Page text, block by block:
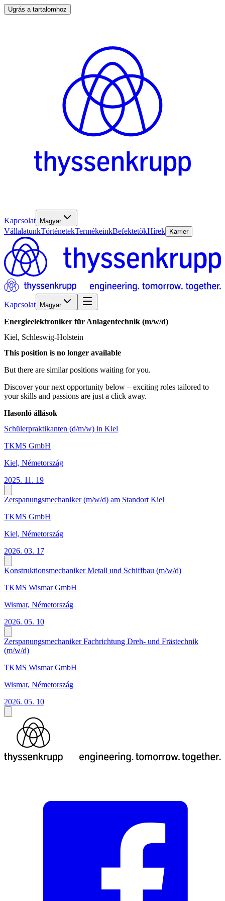
Ugrás a tartalomhoz
Kapcsolat Magyar
VállalatunkTörténetekTermékeinkBefektetőkHírek Karrier
Kapcsolat Magyar
Energieelektroniker für Anlagentechnik (m/w/d)
Kiel, Schleswig-Holstein
This position is no longer available
But there are similar positions waiting for you.
Discover your next opportunity below – exciting roles tailored to
your skills and passions are just a click away.
Hasonló állások
Schülerpraktikanten (d/m/w) in Kiel
TKMS GmbH
Kiel, Németország
2025. 11. 19
Zerspanungsmechaniker (m/w/d) am Standort Kiel
TKMS GmbH
Kiel, Németország
2026. 03. 17
Konstruktionsmechaniker Metall und Schiffbau (m/w/d)
TKMS Wismar GmbH
Wismar, Németország
2026. 05. 10
Zerspanungsmechaniker Fachrichtung Dreh- und Frästechnik
(m/w/d)
TKMS Wismar GmbH
Wismar, Németország
2026. 05. 10